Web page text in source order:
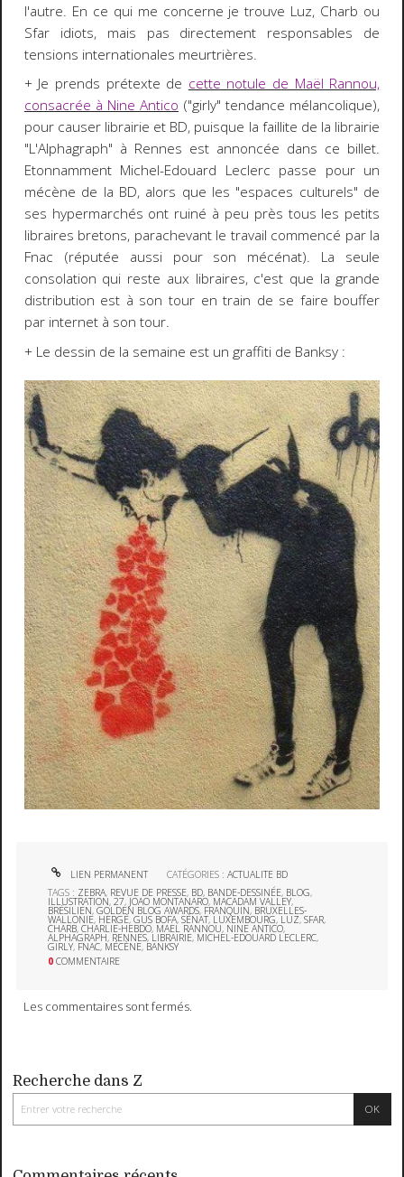
l'autre. En ce qui me concerne je trouve Luz, Charb ou
Sfar idiots, mais pas directement responsables de
tensions internationales meurtrières.
+ Je prends prétexte de cette notule de Maël Rannou,
consacrée à Nine Antico ("girly" tendance mélancolique),
pour causer librairie et BD, puisque la faillite de la librairie
"L'Alphagraph" à Rennes est annoncée dans ce billet.
Etonnamment Michel-Edouard Leclerc passe pour un
mécène de la BD, alors que les "espaces culturels" de
ses hypermarchés ont ruiné à peu près tous les petits
libraires bretons, parachevant le travail commencé par la
Fnac (réputée aussi pour son mécénat). La seule
consolation qui reste aux libraires, c'est que la grande
distribution est à son tour en train de se faire bouffer
par internet à son tour.
+ Le dessin de la semaine est un graffiti de Banksy :
LIEN PERMANENT CATÉGORIES :ACTUALITE BD
TAGS : ZEBRA, REVUE DE PRESSE, BD, BANDE-DESSINÉE, BLOG,
ILLUSTRATION,27, JOAO MONTANARO, MACADAM VALLEY,
BRÉSILIEN,GOLDEN BLOG AWARDS, FRANQUIN, BRUXELLES-
WALLONIE, HERGÉ,GUS BOFA,SÉNAT, LUXEMBOURG, LUZ,SFAR,
CHARB,CHARLIE-HEBDO, MAEL RANNOU, NINE ANTICO,
ALPHAGRAPH, RENNES,LIBRAIRIE, MICHEL-EDOUARD LECLERC,
GIRLY, FNAC, MÉCÈNE, BANKSY
0 COMMENTAIRE
Les commentaires sont fermés.
Recherche dans Z